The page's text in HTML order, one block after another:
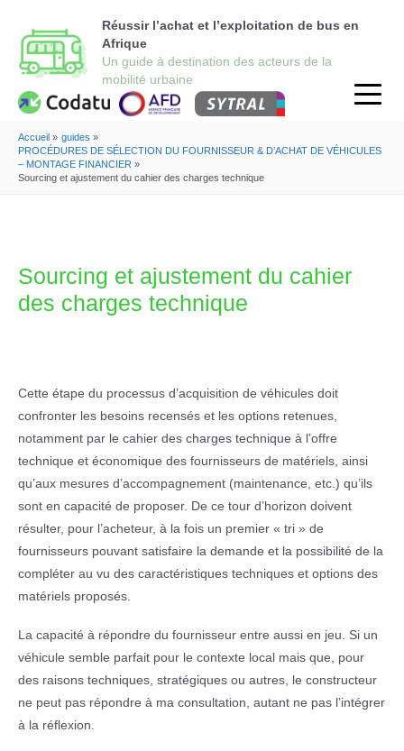
Réussir l’achat et l’exploitation de bus en
Afrique
Accueil
guides
PROCÉDURES DE SÉLECTION DU FOURNISSEUR & D’ACHAT DE VÉHICULES
– MONTAGE FINANCIER
Sourcing et ajustement du cahier des charges technique
Sourcing et ajustement du cahier
des charges technique
Cette étape du processus d’acquisition de véhicules doit
confronter les besoins recensés et les options retenues,
notamment par le cahier des charges technique à l’offre
technique et économique des fournisseurs de matériels, ainsi
qu’aux mesures d’accompagnement (maintenance, etc.) qu’ils
sont en capacité de proposer. De ce tour d’horizon doivent
résulter, pour l’acheteur, à la fois un premier « tri » de
fournisseurs pouvant satisfaire la demande et la possibilité de la
compléter au vu des caractéristiques techniques et options des
matériels proposés.
La capacité à répondre du fournisseur entre aussi en jeu. Si un
véhicule semble parfait pour le contexte local mais que, pour
des raisons techniques, stratégiques ou autres, le constructeur
ne peut pas répondre à ma consultation, autant ne pas l’intégrer
à la réflexion.